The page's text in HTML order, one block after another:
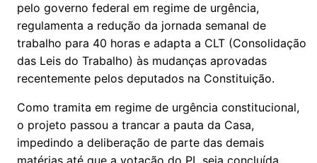
pelo governo federal em regime de urgência,
regulamenta a redução da jornada semanal de
trabalho para 40 horas e adapta a CLT (Consolidação
das Leis do Trabalho) às mudanças aprovadas
recentemente pelos deputados na Constituição.
Como tramita em regime de urgência constitucional,
o projeto passou a trancar a pauta da Casa,
impedindo a deliberação de parte das demais
matérias até que a votação do PL seja concluída.